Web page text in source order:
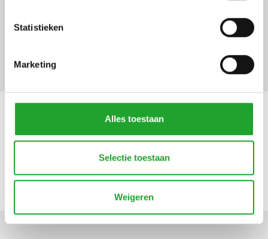
Statistieken
Marketing
Alles toestaan
Selectie toestaan
Weigeren
EU-verpakkingsverordening
Zien we u op de Florall 2026?